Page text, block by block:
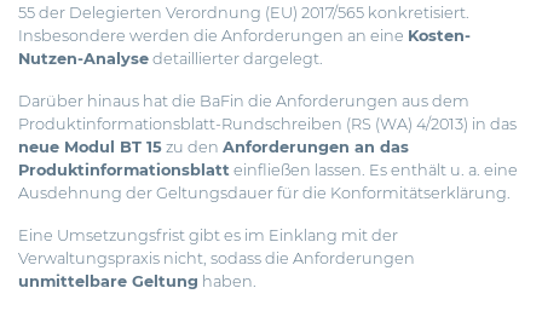
55 der Delegierten Verordnung (EU) 2017/565 konkretisiert.
Insbesondere werden die Anforderungen an eine Kosten-
Nutzen-Analyse detaillierter dargelegt.
Darüber hinaus hat die BaFin die Anforderungen aus dem
Produktinformationsblatt-Rundschreiben (RS (WA) 4/2013) in das
neue Modul BT 15 zu den Anforderungen an das
Produktinformationsblatt einfließen lassen. Es enthält u. a. eine
Ausdehnung der Geltungsdauer für die Konformitätserklärung.
Eine Umsetzungsfrist gibt es im Einklang mit der
Verwaltungspraxis nicht, sodass die Anforderungen
unmittelbare Geltung haben.